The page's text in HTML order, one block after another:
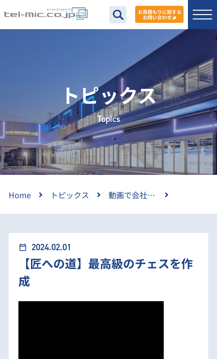
トピックス
Topics
Home トピックス 動画で会社紹介
加工技術動画 【匠への道】最高級のチェスを作成
calendar_today 2024.02.01
【匠への道】最高級のチェスを作
成